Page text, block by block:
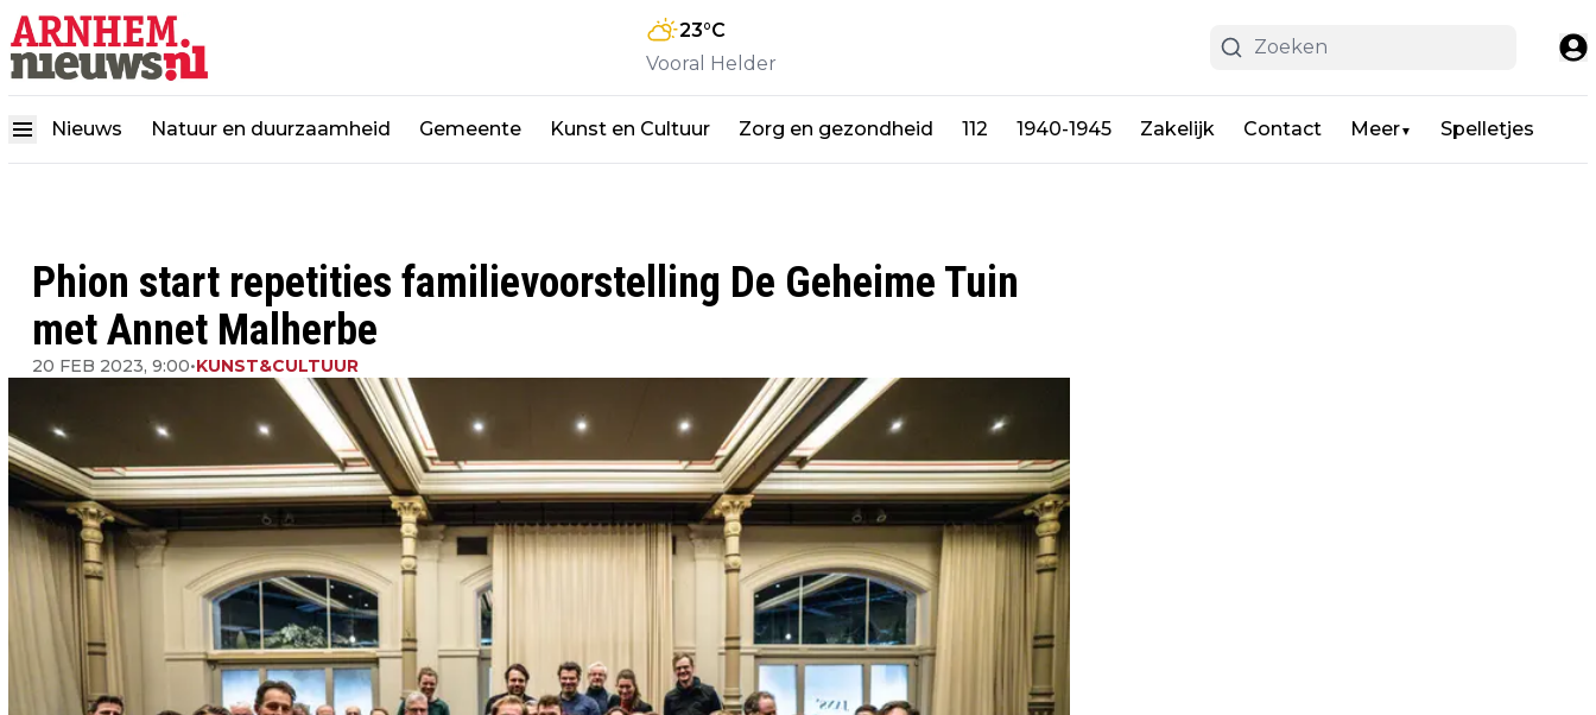
23°C
Vooral Helder
Nieuws Natuur en duurzaamheid Gemeente Kunst en Cultuur Zorg en gezondheid 112 1940-1945 Zakelijk Contact Meer▼ Spelletjes
Phion start repetities familievoorstelling De Geheime Tuin
met Annet Malherbe
20 FEB 2023, 9:00•KUNST&CULTUUR